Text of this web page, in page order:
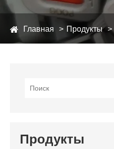
Главная Продукты
Продукты